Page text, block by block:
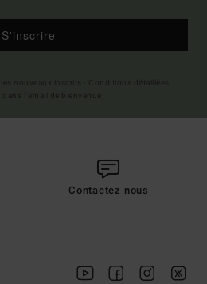
S'inscrire
Contactez nous